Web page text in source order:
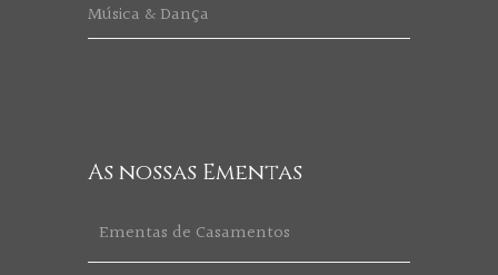
Música & Dança
As nossas Ementas
Ementas de Casamentos